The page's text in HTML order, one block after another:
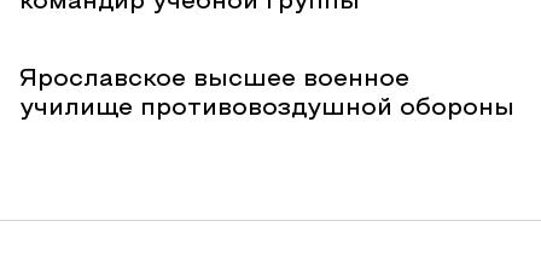
Ярославское высшее военное
училище противовоздушной обороны